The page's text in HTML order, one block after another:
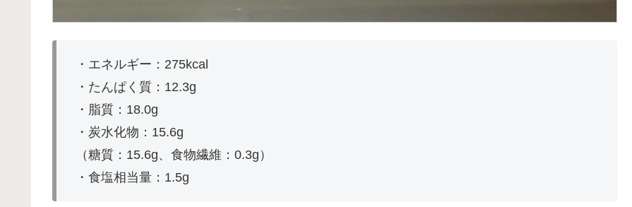
・エネルギー：275kcal
・たんぱく質：12.3g
・脂質：18.0g
・炭水化物：15.6g
（糖質：15.6g、食物繊維：0.3g）
・食塩相当量：1.5g